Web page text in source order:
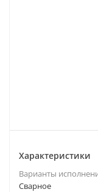
Характеристики
Варианты
Cварное